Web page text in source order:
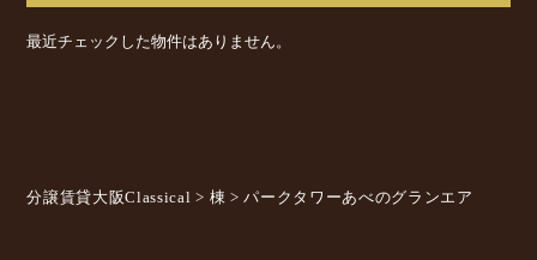
最近チェックした物件はありません。
分譲賃貸大阪Classical > 棟 >パークタワーあべのグランエア